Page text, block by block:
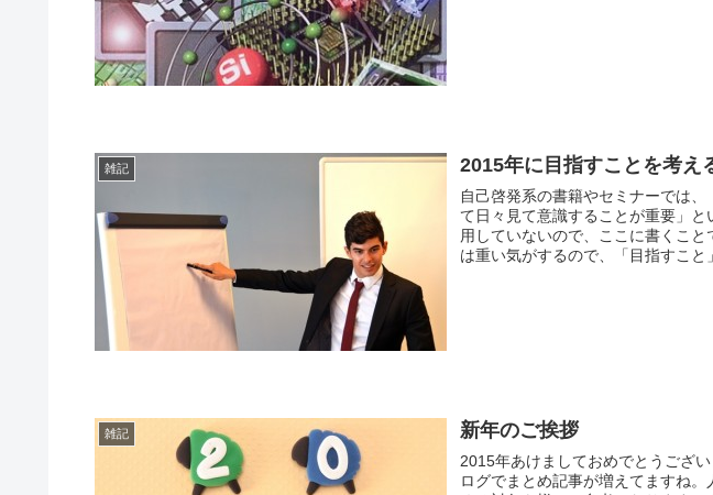
雑記 2015年に目指すことを考え
自己啓発系の書籍やセミナーでは
て日々見て意識することが重要」
用していないので、ここに書くこ
は重い気がするので、「目指すこと
雑記 新年のご挨拶
2015年あけましておめでとうござ
ログでまとめ記事が増えてますね